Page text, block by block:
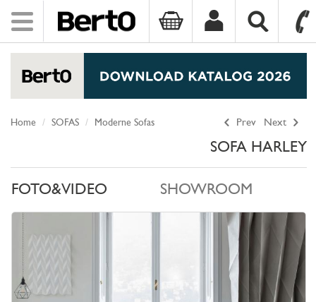
Toggle
navigation
Prev Next
Home SOFAS Moderne Sofas
SOFA HARLEY
FOTO&VIDEO SHOWROOM